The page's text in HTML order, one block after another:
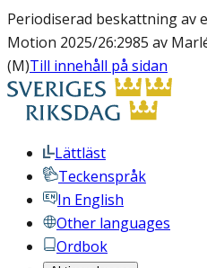
Periodiserad beskattning av
Motion 2025/26:2985 av
(M)Till innehåll på sidan
Lättläst
Teckenspråk
In English
Other languages
Ordbok